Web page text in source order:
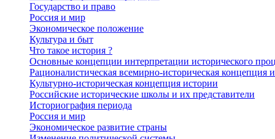
Государство и право
Россия и мир
Экономическое положение
Культура и быт
Что такое история ?
Основные концепции интерпретации исторического
Рационалистическая всемирно-историческая концепция
Культурно-историческая концепция истории
Российские исторические школы и их представители
Историография периода
Россия и мир
Экономическое развитие страны